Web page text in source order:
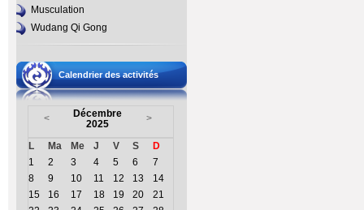
Musculation
Wudang Qi Gong
Calendrier des activités
<
Décembre
2025
>
L Ma Me J V S
D
1
2 3 4 5 6
7
8
9 10 11 12 13
14
15
16 17 18 19 20
21